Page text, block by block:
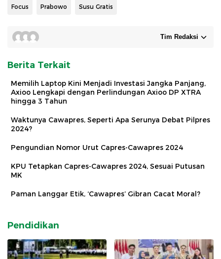
Focus Prabowo Susu Gratis
Tim Redaksi
Berita Terkait
Memilih Laptop Kini Menjadi Investasi Jangka Panjang,
Axioo Lengkapi dengan Perlindungan Axioo DP XTRA
hingga 3 Tahun
Waktunya Cawapres, Seperti Apa Serunya Debat Pilpres
2024?
Pengundian Nomor Urut Capres-Cawapres 2024
KPU Tetapkan Capres-Cawapres 2024, Sesuai Putusan
MK
Paman Langgar Etik, ‘Cawapres’ Gibran Cacat Moral?
Pendidikan